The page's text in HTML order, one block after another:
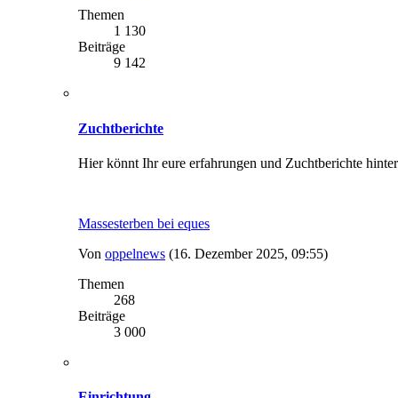
Themen
1 130
Beiträge
9 142
Zuchtberichte
Hier könnt Ihr eure erfahrungen und Zuchtberichte
Massesterben bei eques
Von oppelnews (16. Dezember 2025, 09:55)
Themen
268
Beiträge
3 000